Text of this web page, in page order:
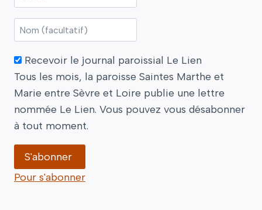
Recevoir le journal paroissial Le Lien
Tous les mois, la paroisse Saintes Marthe et
Marie entre Sèvre et Loire publie une lettre
nommée Le Lien. Vous pouvez vous désabonner
à tout moment.
Pour s'abonner